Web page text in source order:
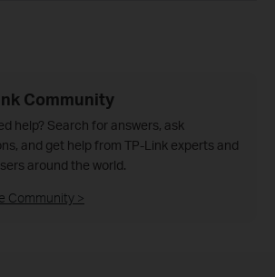
Community
help? Search for answers, ask
and get help from TP-Link experts and
around the world.
Community >